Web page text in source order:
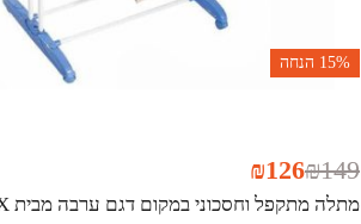
15% הנחה
מתלה מתקפל וחסכוני במקום דגם ערבה מבית HOMAX
₪149
₪126